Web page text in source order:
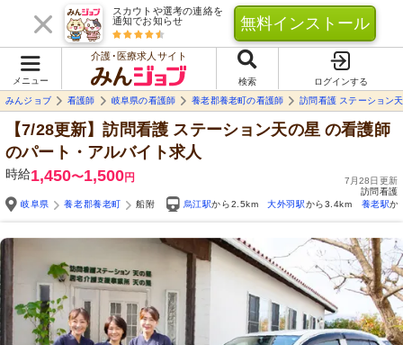
スカウトや選考の連絡を
通知でお知らせ
無料インストール
メニュー
介護･医療求人サイト
検索
ログインする
みんジョブ
看護師 岐阜県の看護師 養老郡養老町の看護師 訪問看護 ステーション
【7/28更新】訪問看護 ステーション天の星 の看護師
のパート・アルバイト求人
時給1,450〜1,500円
7月28日更新
訪問看護
岐阜県
養老郡養老町 船附 烏江駅から2.5km 大外羽駅から3.4km 養老駅か